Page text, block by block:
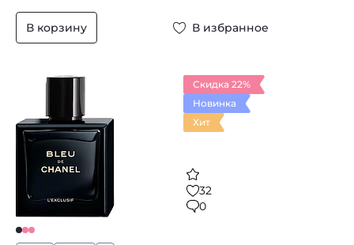
В корзину В избранное
Скидка 22%
Новинка
Хит
32
0